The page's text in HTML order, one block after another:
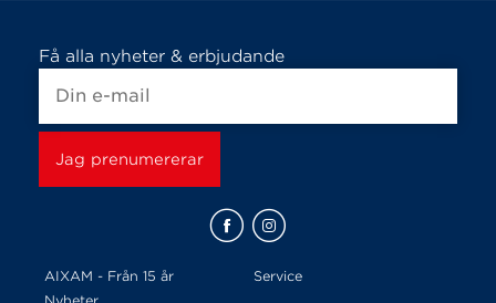
Få alla nyheter & erbjudande
AIXAM - Från 15 år
Service